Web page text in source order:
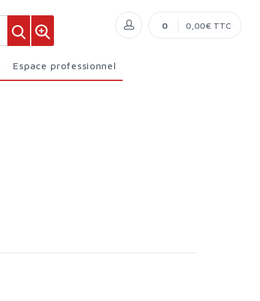
Espace professionnel
0 0,00€ TTC